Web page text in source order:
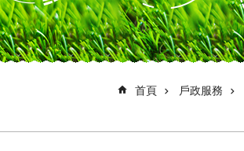
首頁 戶政服務